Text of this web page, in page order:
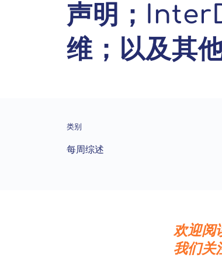
声明；
维；以及其
类别
每周综述
欢迎阅
我们关